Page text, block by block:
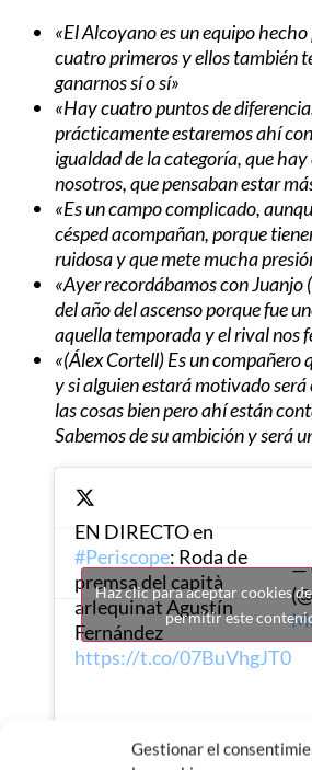
Gestionar el
«El Alcoyano es un equipo
cuatro primeros y ellos también
ganarnos sí o sí»
«Hay cuatro puntos de
prácticamente estaremos ahí
igualdad de la categoría, que
nosotros, que pensaban estar
«Es un campo complicado,
césped acompañan, porque
ruidosa y que mete mucha
«Ayer recordábamos con Juanjo
del año del ascenso porque fue
aquella temporada y el rival nos
«(Álex Cortell) Es un compañero
y si alguien estará motivado será
las cosas bien pero ahí están
Sabemos de su ambición y será
EN DIRECTO en
#Periscope: Roda de
premsa del capità
arlequinat Agustín
Fernández
https://t.co/07BuVhgJT0
—
Haz clic para aceptar cookies
permitir este